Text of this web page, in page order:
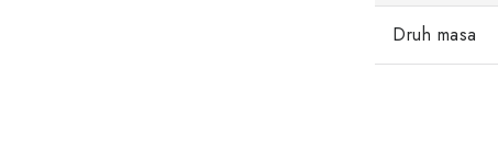
Druh masa